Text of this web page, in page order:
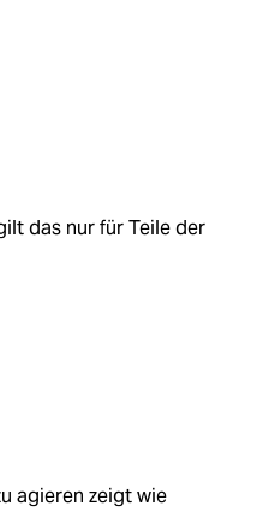
das nur für Teile der
agieren zeigt wie